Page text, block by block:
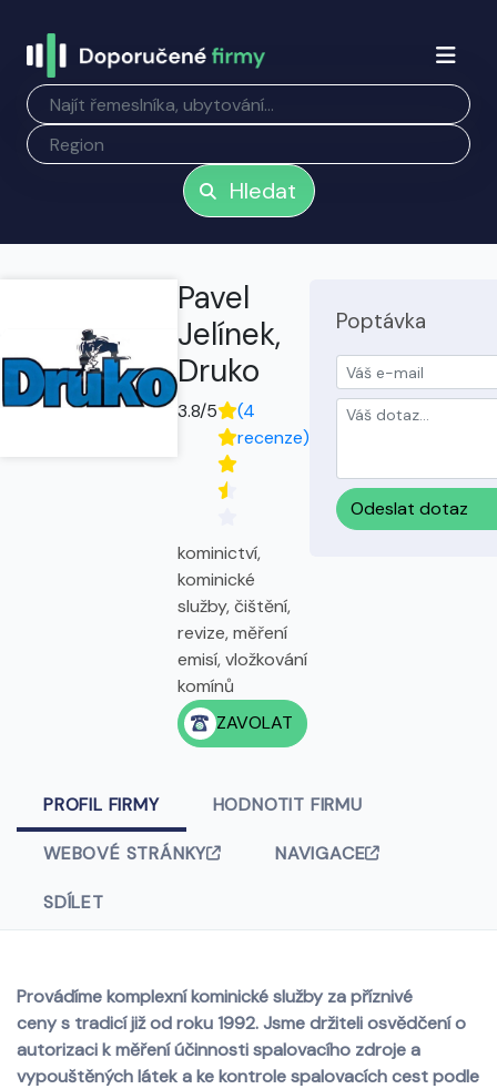
Hledat
Pavel
Jelínek,
Druko
3.8/5
(4
recenze)
kominictví,
kominické
služby, čištění,
revize, měření
emisí, vložkování
komínů
ZAVOLAT
Poptávka
Odeslat dotaz
PROFIL FIRMY HODNOTIT FIRMU
WEBOVÉ STRÁNKY NAVIGACE
SDÍLET
Provádíme komplexní kominické služby za příznivé
ceny s tradicí již od roku 1992. Jsme držiteli osvědčení o
autorizaci k měření účinnosti spalovacího zdroje a
vypouštěných látek a ke kontrole spalovacích cest podle